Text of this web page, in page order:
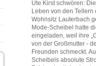
Ute Kirst schwören:
Leben von den
Wohnsitz Lauterbach
Mode-Scheibel hatte
eingeladen, weil ihre
von der Großmutter -
Freunden schmeckt.
Scheibels absolute